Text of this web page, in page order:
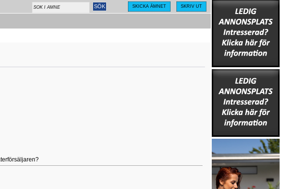
SKICKA ÄMNET SKRIV UT